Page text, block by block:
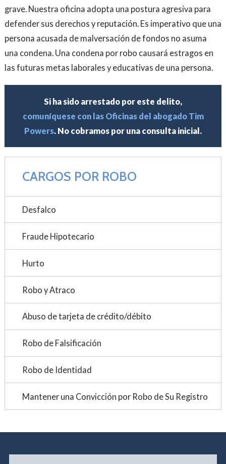
grave. Nuestra oficina adopta una postura agresiva para
defender sus derechos y reputación. Es imperativo que una
persona acusada de malversación de fondos no asuma
una condena. Una condena por robo causará estragos en
las futuras metas laborales y educativas de una persona.
Si ha sido arrestado por este delito,
comuníquese con las Oficinas del abogado Tim
Powers. No cobramos por una consulta inicial.
CARGOS POR ROBO
Desfalco
Fraude Hipotecario
Hurto
Robo y Atraco
Abuso de tarjeta de crédito/débito
Robo de Falsificación
Robo de Identidad
Mantener una Convicción por Robo de Su Registro